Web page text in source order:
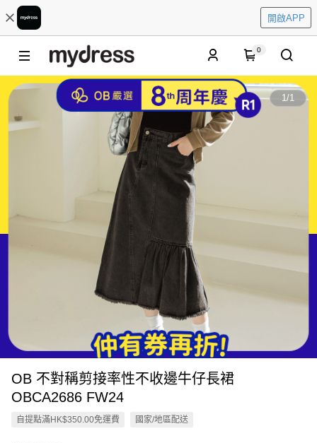
開啟APP
0
1/1
OB 不對稱剪接率性不收邊牛仔長裙
OBCA2686 FW24
自提點滿HK$350.00免運費 國家/地區配送